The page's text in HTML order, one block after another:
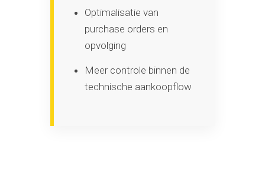
Optimalisatie van
purchase orders en
opvolging
Meer controle binnen de
technische aankoopflow